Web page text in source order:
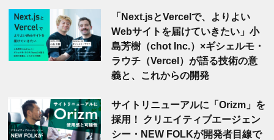
「Next.jsとVercelで、よりよい
Webサイトを届けていきたい」小
島芳樹（chot Inc.）×ギシェルモ・
ラウチ（Vercel）が語る技術の意
義と、これからの開発
サイトリニューアルに「Orizm」を
採用！ クリエイティブエージェン
シー・NEW FOLKが開発者目線で